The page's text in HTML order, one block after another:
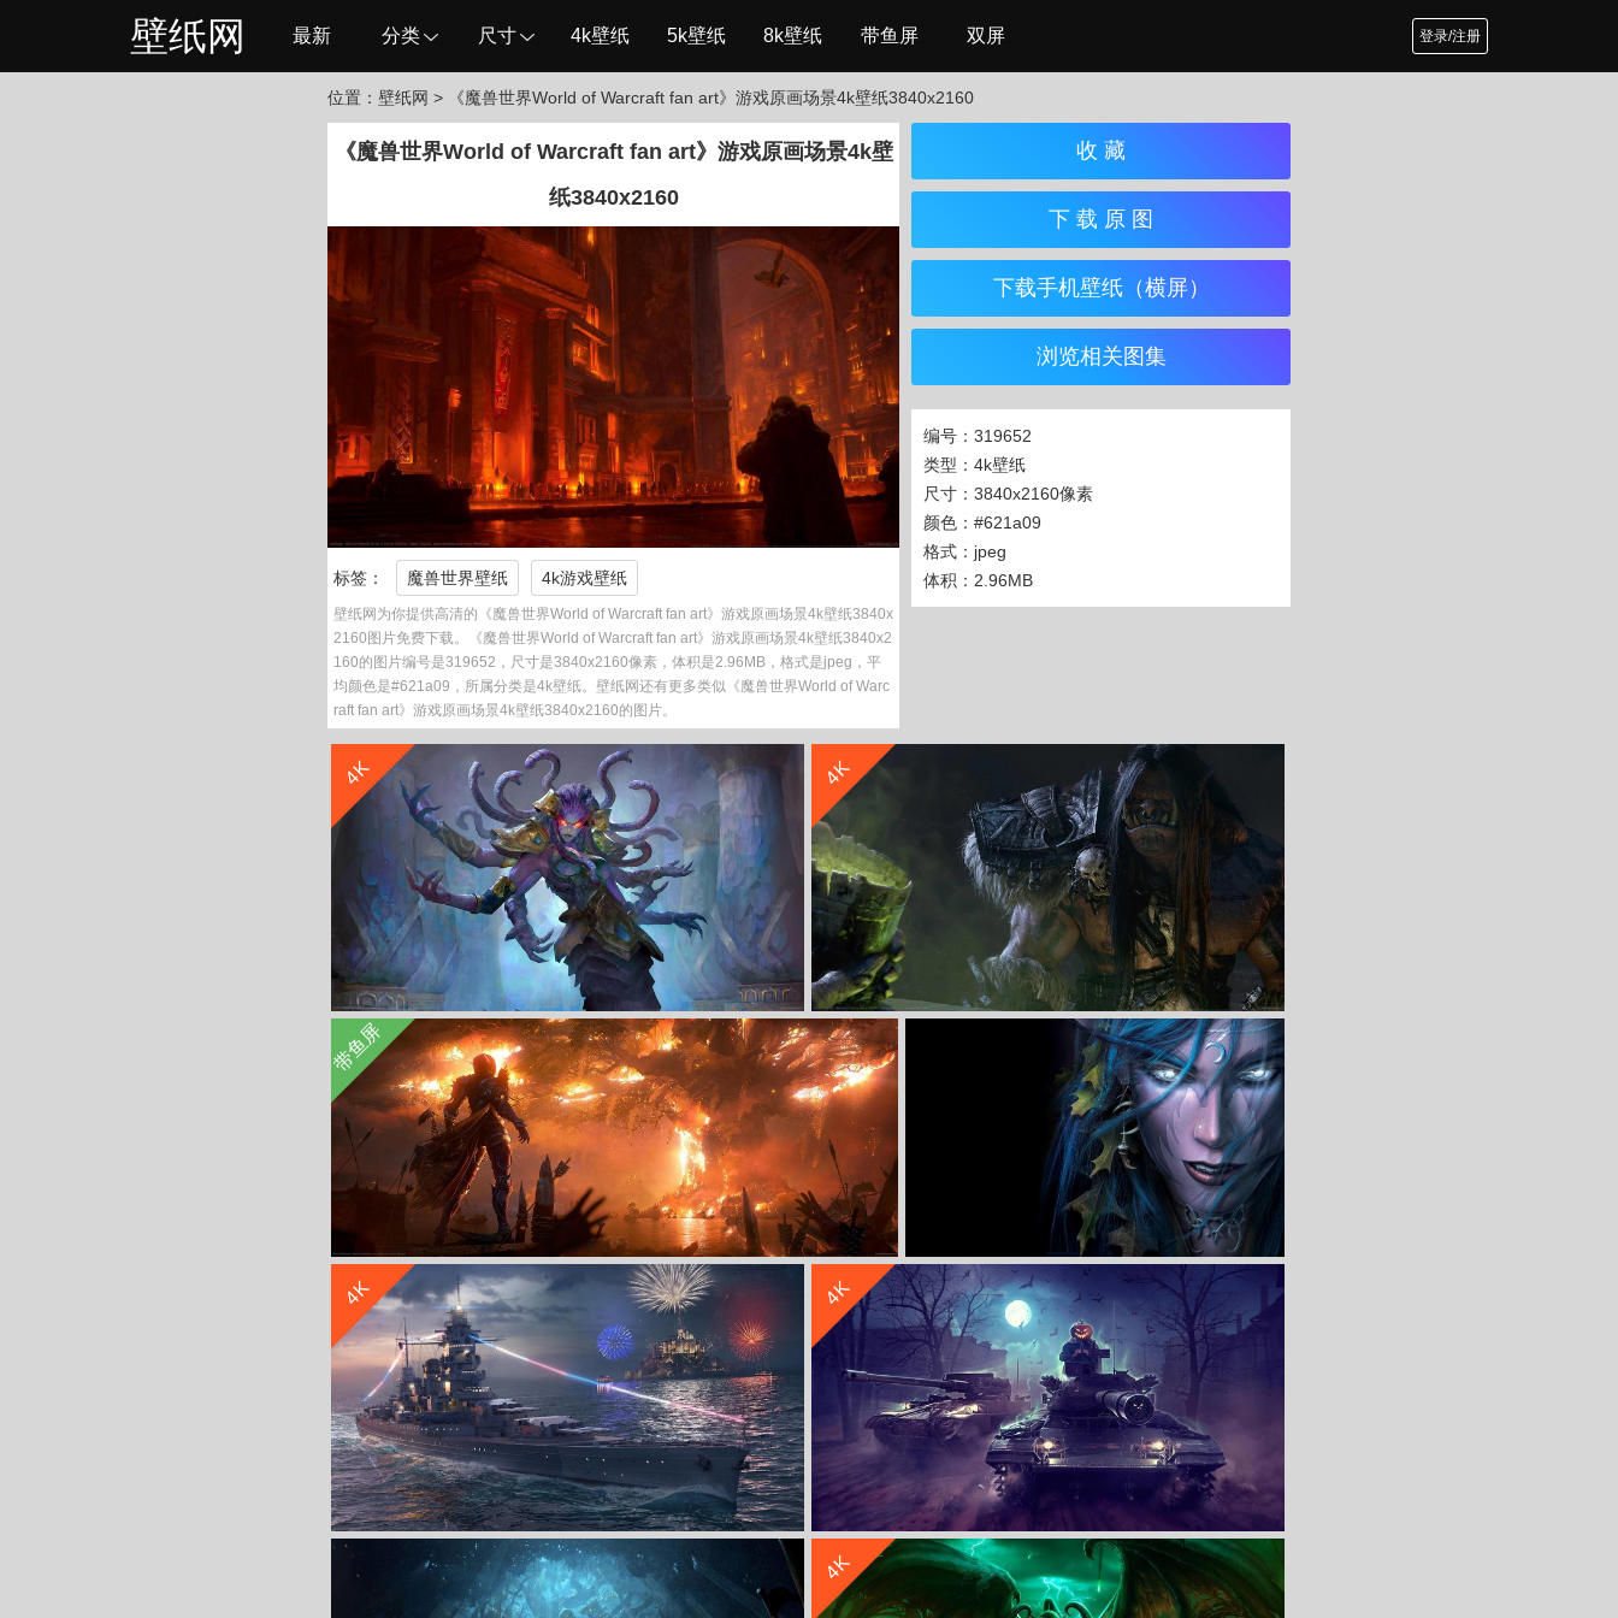
壁纸网 最新 分类 尺寸 4k壁纸 5k壁纸 8k壁纸 带鱼屏 双屏 登录/注册
位置： 壁纸网 > 《魔兽世界World of Warcraft fan art》游戏原画场景4k壁纸3840x2160
《魔兽世界World of Warcraft fan art》游戏原画场景4k壁
纸3840x2160
标签： 魔兽世界壁纸 4k游戏壁纸
壁纸网为你提供高清的《魔兽世界World of Warcraft fan art》游戏原画场景4k壁纸3840x
2160图片免费下载。《魔兽世界World of Warcraft fan art》游戏原画场景4k壁纸3840x2
160的图片编号是319652，尺寸是3840x2160像素，体积是2.96MB，格式是jpeg，平
均颜色是#621a09，所属分类是4k壁纸。壁纸网还有更多类似《魔兽世界World of Warc
raft fan art》游戏原画场景4k壁纸3840x2160的图片。
收 藏
下 载 原 图
下载手机壁纸（横屏）
浏览相关图集
编号：319652
类型：4k壁纸
尺寸：3840x2160像素
颜色：#621a09
格式：jpeg
体积：2.96MB
4K
《魔兽世界 World Of Warcraft》4K游戏高清壁纸
收 藏
4K
《魔兽世界 德拉诺之王》4K游戏高清壁纸
带鱼屏
魔兽世界争霸艾泽拉斯游戏带鱼屏壁纸
立 即 下 载
收 藏
魔兽世界WorldofWarcraft网游高清壁纸
立 即 下 载
收 藏
4K
《战舰世界 World of Warships》4K高清游戏壁纸
立 即 下 载
收 藏
4K
《坦克世界 World Of Tanks》4K高清游戏壁纸
立 即 下 载
收 藏
立 即 下 载
收 藏
4K
立 即 下 载
收 藏